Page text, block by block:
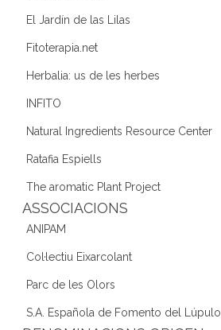
El Jardín de las Lilas
Fitoterapia.net
Herbalia: us de les herbes
INFITO
Natural Ingredients Resource Center
Ratafia Espiells
The aromatic Plant Project
ASSOCIACIONS
ANIPAM
Col·lectiu Eixarcolant
Parc de les Olors
S.A. Española de Fomento del Lúpulo